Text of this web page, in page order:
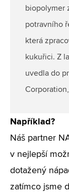
biopolymer
potravního
která
kukuřici. Z
uvedla do
Corporation,
Například?
Náš partner
v nejlepší
dotažený
zatímco jsme